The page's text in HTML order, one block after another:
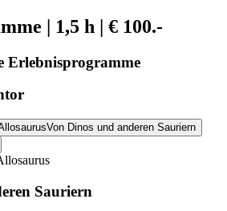
| 1,5 h | € 100.-
Erlebnisprogramme
Von Dinos und anderen Sauriern
Sauriern